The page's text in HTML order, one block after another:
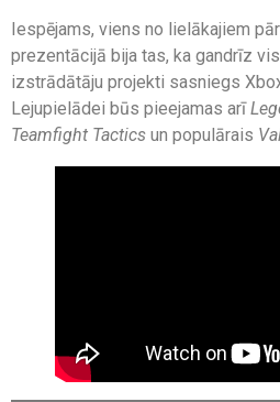
Iespējams, viens no lielākajiem
prezentācijā bija tas, ka gandrīz
izstrādātāju projekti sasniegs
Lejupielādei būs pieejamas arī
Teamfight Tactics un populārais